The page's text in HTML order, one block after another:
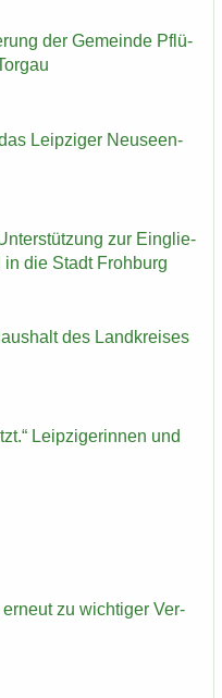
der Ge­mein­de Pflü­
Leip­zi­ger Neu­seen­
zur Ein­glie­
die Stadt Froh­burg
des Land­krei­ses
Leip­zi­ge­rin­nen und
zu wich­ti­ger Ver­